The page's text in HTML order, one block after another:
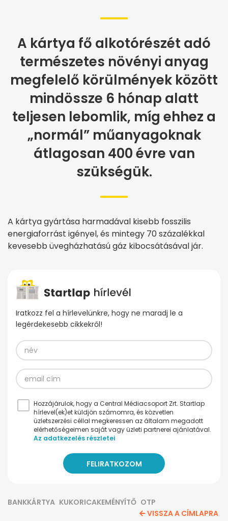
A kártya fő alkotórészét adó
természetes növényi anyag
megfelelő körülmények között
mindössze 6 hónap alatt
teljesen lebomlik, míg ehhez a
„normál” műanyagoknak
átlagosan 400 évre van
szükségük.
A kártya gyártása harmadával kisebb fosszilis
energiaforrást igényel, és mintegy 70 százalékkal
kevesebb üvegházhatású gáz kibocsátásával jár.
Iratkozz fel a hírlevelünkre, hogy ne maradj le a
legérdekesebb cikkekről!
Hozzájárulok, hogy a Central Médiacsoport Zrt. Startlap
hírlevel(ek)et küldjön számomra, és közvetlen
üzletszerzési céllal megkeressen az általam megadott
elérhetőségeimen saját vagy üzleti partnerei ajánlatával.
Az adatkezelés részletei
BANKKÁRTYA KUKORICAKEMÉNYÍTŐ OTP
VISSZA A CÍMLAPRA